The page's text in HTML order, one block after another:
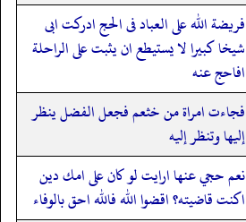
فريضة الله على العباد فى الحج ادركت ابى
شيخا كبيرا لا يستيطع ان يثبت على الراحلة
افاحج عنه
فجاءت امراة من خثعم فجعل الفضل ينظر
إليها وتنظر إليه
‏‏‏‏نعم حجي عنها ارايت لو كان على امك دين
اكنت قاضيته؟ اقضوا الله فالله احق بالوفاء